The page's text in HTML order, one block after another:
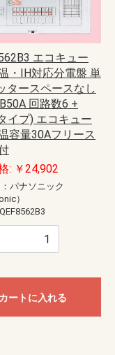
エコキュー
・IH対応分電盤 単
タースペースなし
回路数6 +
イプ) エコキュー
容量30Aフリース
: ￥24,902
パナソニック
）
カートに入れる